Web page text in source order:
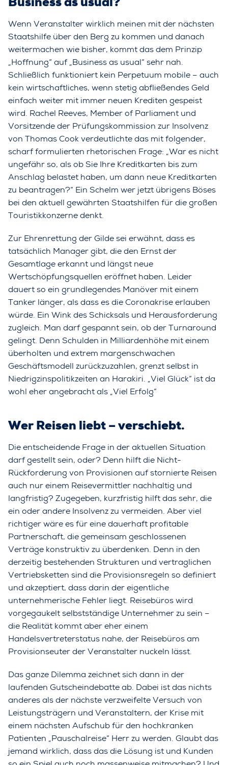
Wenn Veranstalter wirklich meinen mit der nächsten
Staatshilfe über den Berg zu kommen und danach
weitermachen wie bisher, kommt das dem Prinzip
„Hoffnung“ auf „Business as usual“ sehr nah.
Schließlich funktioniert kein Perpetuum mobile – auch
kein wirtschaftliches, wenn stetig abfließendes Geld
einfach weiter mit immer neuen Krediten gespeist
wird. Rachel Reeves, Member of Parliament und
Vorsitzende der Prüfungskommission zur Insolvenz
von Thomas Cook verdeutlichte das mit folgender,
scharf formulierten rhetorischen Frage: „War es nicht
ungefähr so, als ob Sie Ihre Kreditkarten bis zum
Anschlag belastet haben, um dann neue Kreditkarten
zu beantragen?“ Ein Schelm wer jetzt übrigens Böses
bei den aktuell gewährten Staatshilfen für die großen
Touristikkonzerne denkt.
Zur Ehrenrettung der Gilde sei erwähnt, dass es
tatsächlich Manager gibt, die den Ernst der
Gesamtlage erkannt und längst neue
Wertschöpfungsquellen eröffnet haben. Leider
dauert so ein grundlegendes Manöver mit einem
Tanker länger, als dass es die Coronakrise erlauben
würde. Ein Wink des Schicksals und Herausforderung
zugleich. Man darf gespannt sein, ob der Turnaround
gelingt. Denn Schulden in Milliardenhöhe mit einem
überholten und extrem margenschwachen
Geschäftsmodell zurückzuzahlen, grenzt selbst in
Niedrigzinspolitikzeiten an Harakiri. „Viel Glück“ ist da
wohl eher angebracht als „Viel Erfolg“
Wer Reisen liebt – verschiebt.
Die entscheidende Frage in der aktuellen Situation
darf gestellt sein, oder? Denn hilft die Nicht-
Rückforderung von Provisionen auf stornierte Reisen
auch nur einem Reisevermittler nachhaltig und
langfristig? Zugegeben, kurzfristig hilft das sehr, die
ein oder andere Insolvenz zu vermeiden. Aber viel
richtiger wäre es für eine dauerhaft profitable
Partnerschaft, die gemeinsam geschlossenen
Verträge konstruktiv zu überdenken. Denn in den
derzeitig bestehenden Strukturen und vertraglichen
Vertriebsketten sind die Provisionsregeln so definiert
und akzeptiert, dass darin der eigentliche
unternehmerische Fehler liegt. Reisebüros wird
vorgegaukelt selbstständige Unternehmer zu sein –
die Realität kommt aber eher einem
Handelsvertreterstatus nahe, der Reisebüros am
Provisionseuter der Veranstalter nuckeln lässt.
Das ganze Dilemma zeichnet sich dann in der
laufenden Gutscheindebatte ab. Dabei ist das nichts
anderes als der nächste verzweifelte Versuch von
Leistungsträgern und Veranstaltern, der Krise mit
einem nächsten Aufschub für den hochkranken
Patienten „Pauschalreise“ Herr zu werden. Glaubt das
jemand wirklich, dass das die Lösung ist und Kunden